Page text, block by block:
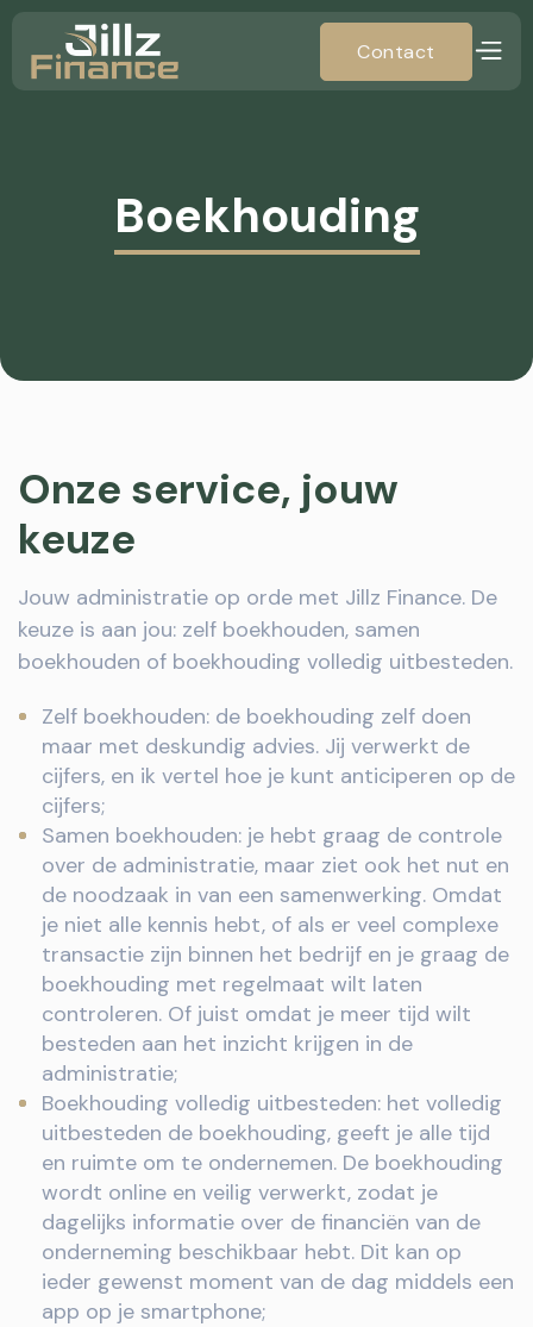
Contact
Boekhouding
Onze service, jouw
keuze
Jouw administratie op orde met Jillz Finance. De
keuze is aan jou: zelf boekhouden, samen
boekhouden of boekhouding volledig uitbesteden.
Zelf boekhouden: de boekhouding zelf doen
maar met deskundig advies. Jij verwerkt de
cijfers, en ik vertel hoe je kunt anticiperen op de
cijfers;
Samen boekhouden: je hebt graag de controle
over de administratie, maar ziet ook het nut en
de noodzaak in van een samenwerking. Omdat
je niet alle kennis hebt, of als er veel complexe
transactie zijn binnen het bedrijf en je graag de
boekhouding met regelmaat wilt laten
controleren. Of juist omdat je meer tijd wilt
besteden aan het inzicht krijgen in de
administratie;
Boekhouding volledig uitbesteden: het volledig
uitbesteden de boekhouding, geeft je alle tijd
en ruimte om te ondernemen. De boekhouding
wordt online en veilig verwerkt, zodat je
dagelijks informatie over de financiën van de
onderneming beschikbaar hebt. Dit kan op
ieder gewenst moment van de dag middels een
app op je smartphone;